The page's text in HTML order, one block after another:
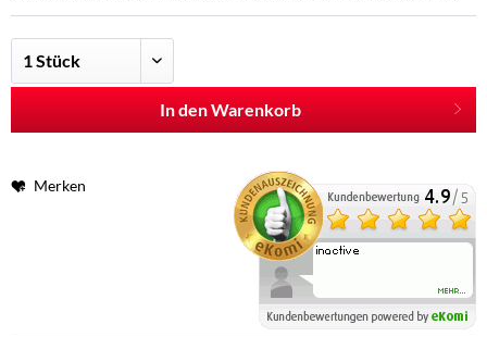
In den Warenkorb
Merken